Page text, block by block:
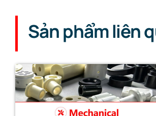
Sản phẩm liên